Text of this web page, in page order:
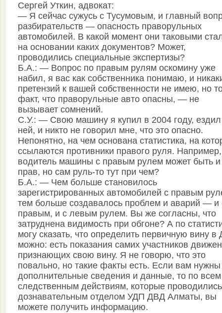
Сергей Уткин, адвокат:
— Я сейчас сужусь с Тусумовым, и главный
разбирательств — опасность праворульных
автомобилей. В какой момент они таковыми
на основании каких документов? Может,
проводились специальные экспертизы?
Б.А.: — Вопрос по правым рулям оскомину уже
набил, я вас как собственника понимаю, и
претензий к вашей собственности не имею, но
факт, что праворульные авто опасны, — не
вызывает сомнений.
С.У.: — Свою машину я купил в 2004 году,
ней, и никто не говорил мне, что это опасно.
Непонятно, на чем основана статистика, на
ссылаются противники правого руля. Например,
водитель машины с правым рулем может быть и
прав, но сам руль-то тут при чем?
Б.А.: — Чем больше становилось
зарегистрированных автомобилей с правым
тем больше создавалось проблем и аварий — и
правым, и с левым рулем. Вы же согласны, что
затруднена видимость при обгоне? А по
могу сказать, что определить первичную вину в
можно: есть показания самих участников
признающих свою вину. Я не говорю, что это
повально, но такие факты есть. Если вам нужны
дополнительные сведения и данные, то по всем
следственным действиям, которые проводились
дознавательным отделом УДП ДВД Алматы, вы
можете получить информацию.